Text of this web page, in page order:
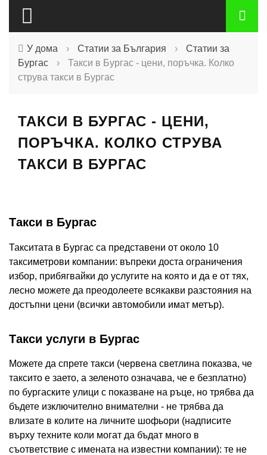
У дома › Статии за България ›
Статии за
Бургас
›
Такси в Бургас - цени, поръчка. Колко
струва такси в Бургас
ТАКСИ В БУРГАС - ЦЕНИ,
ПОРЪЧКА. КОЛКО СТРУВА
ТАКСИ В БУРГАС
Такси в Бургас
Такситата в Бургас са представени от около 10
таксиметрови компании: въпреки доста ограничения
избор, прибягвайки до услугите на която и да е от тях,
лесно можете да преодолеете всякакви разстояния на
достъпни цени (всички автомобили имат метър).
Такси услуги в Бургас
Можете да спрете такси (червена светлина показва, че
таксито е заето, а зеленото означава, че е безплатно)
по бургаските улици с показване на ръце, но трябва да
бъдете изключително внимателни - не трябва да
влизате в колите на личните шофьори (надписите
върху техните коли могат да бъдат много в
съответствие с имената на известни компании): те не